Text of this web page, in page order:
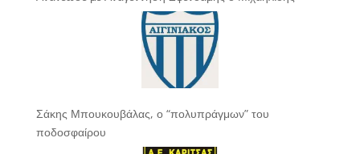
Σάκης Μπουκουβάλας, ο “πολυπράγμων” του
ποδοσφαίρου